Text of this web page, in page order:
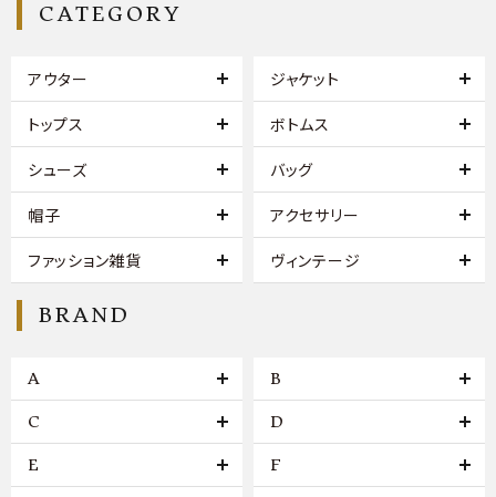
CATEGORY
アウター ジャケット
トップス ボトムス
シューズ バッグ
帽子 アクセサリー
ファッション雑貨 ヴィンテージ
BRAND
A B
C D
E F